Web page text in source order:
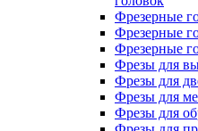
Фрезерные
Фрезерные
Фрезерные
Фрезы для
Фрезы для
Фрезы для
Фрезы для